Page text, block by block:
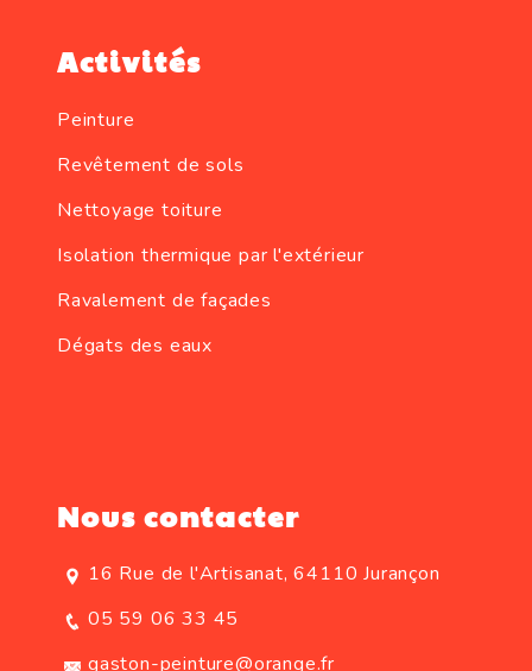
Activités
Peinture
Revêtement de sols
Nettoyage toiture
Isolation thermique par l'extérieur
Ravalement de façades
Dégats des eaux
Nous contacter
16 Rue de l'Artisanat, 64110 Jurançon
05 59 06 33 45
gaston-peinture@orange.fr